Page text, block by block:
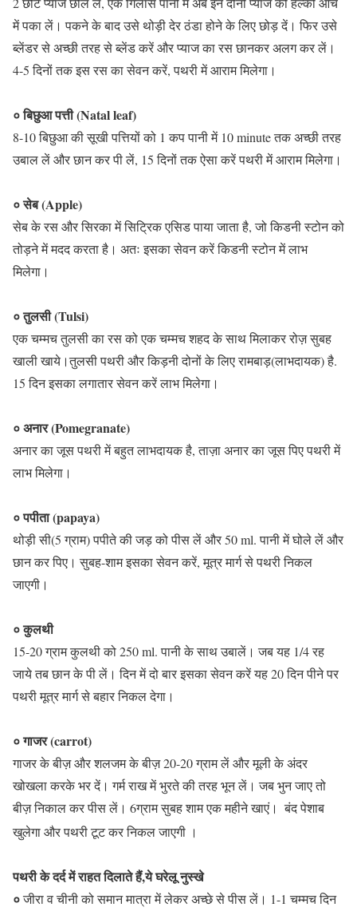
में पका लें। पकने के बाद उसे थोड़ी देर ठंडा होने के लिए छोड़ दें। फिर उसे
ब्लेंडर से अच्छी तरह से ब्लेंड करें और प्याज का रस छानकर अलग कर लें।
4-5 दिनों तक इस रस का सेवन करें, पथरी में आराम मिलेगा।
० बिछुआ पत्ती (Natal leaf)
8-10 बिछुआ की सूखी पत्तियों को 1 कप पानी में 10 minute तक अच्छी तरह
उबाल लें और छान कर पी लें, 15 दिनों तक ऐसा करें पथरी में आराम मिलेगा।
० सेब (Apple)
सेब के रस और सिरका में सिट्रिक एसिड पाया जाता है, जो किडनी स्टोन को
तोड़ने में मदद करता है। अतः इसका सेवन करें किडनी स्टोन में लाभ
मिलेगा।
० तुलसी (Tulsi)
एक चम्मच तुलसी का रस को एक चम्मच शहद के साथ मिलाकर रोज़ सुबह
खाली खाये।तुलसी पथरी और किड़नी दोनों के लिए रामबाड़(लाभदायक) है.
15 दिन इसका लगातार सेवन करें लाभ मिलेगा।
० अनार (Pomegranate)
अनार का जूस पथरी में बहुत लाभदायक है, ताज़ा अनार का जूस पिए पथरी में
लाभ मिलेगा।
० पपीता (papaya)
थोड़ी सी(5 ग्राम) पपीते की जड़ को पीस लें और 50 ml. पानी में घोले लें और
छान कर पिए। सुबह-शाम इसका सेवन करें, मूत्र मार्ग से पथरी निकल
जाएगी।
०कुलथी
15-20 ग्राम कुलथी को 250 ml. पानी के साथ उबालें। जब यह 1/4 रह
जाये तब छान के पी लें। दिन में दो बार इसका सेवन करें यह 20 दिन पीने पर
पथरी मूत्र मार्ग से बहार निकल देगा।
० गाजर (carrot)
गाजर के बीज़ और शलजम के बीज़ 20-20 ग्राम लें और मूली के अंदर
खोखला करके भर दें। गर्म राख में भुरते की तरह भून लें। जब भुन जाए तो
बीज़ निकाल कर पीस लें। 6ग्राम सुबह शाम एक महीने खाएं। बंद पेशाब
खुलेगा और पथरी टूट कर निकल जाएगी ।
पथरी के दर्द में राहत दिलाते हैं,ये घरेलू नुस्खे
०जीरा व चीनी को समान मात्रा में लेकर अच्छे से पीस लें। 1-1 चम्मच दिन